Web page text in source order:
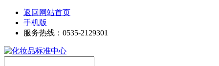
返回网站首页
手机版
服务热线：0535-2129301